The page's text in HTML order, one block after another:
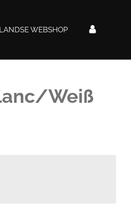
WEBSHOP
Weiß